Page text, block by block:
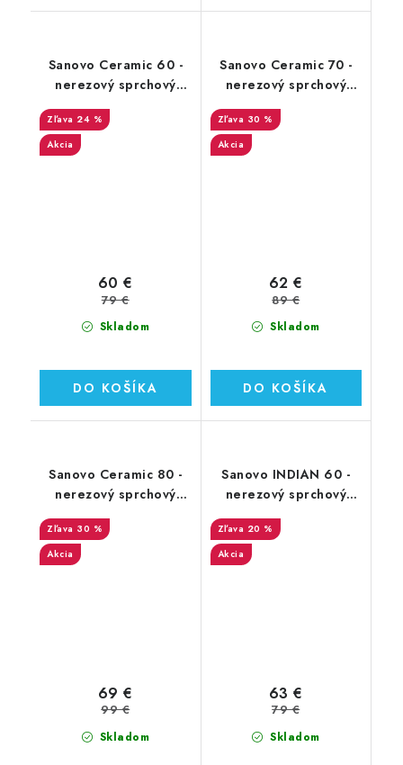
Sanovo Ceramic 60 -
nerezový sprchový
24 %
Akcia
Skladom
60 €
79 €
DO KOŠÍKA
Sanovo Ceramic 70 -
nerezový sprchový
30 %
Akcia
Skladom
62 €
89 €
DO KOŠÍKA
Sanovo Ceramic 80 -
nerezový sprchový
žľab 80 cm (SAN_80C)
30 %
Akcia
Skladom
69 €
99 €
Sanovo INDIAN 60 -
nerezový sprchový
žľab 60 cm (SAN_60I)
20 %
Akcia
Skladom
63 €
79 €